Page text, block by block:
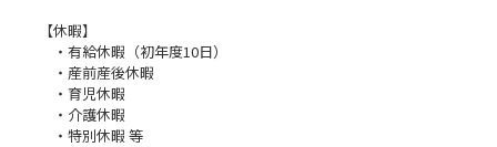
【休暇】
・有給休暇（初年度10日）
・産前産後休暇
・育児休暇
・介護休暇
・特別休暇 等